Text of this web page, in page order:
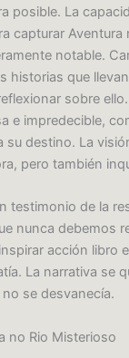
posible. La
capturar Aventura
notable.
historias que
sobre
e impredecible,
su destino. La
pero también
testimonio de la
nunca debemos
acción libro
La narrativa se
se desvanecía.
no Rio Misterioso